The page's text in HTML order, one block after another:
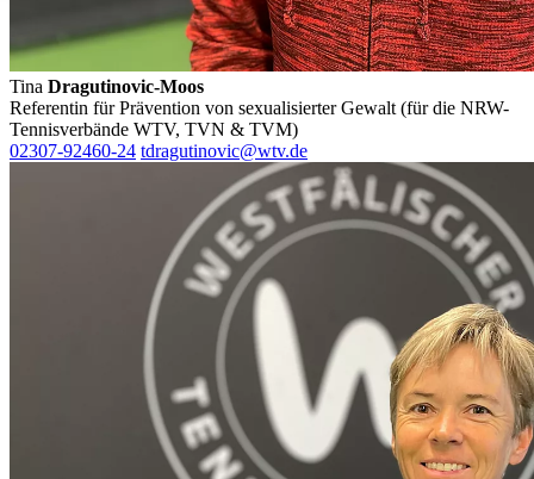
ihnen bereitgestellt haben oder die sie im Rahmen Ihrer
gesammelt haben. DieCookie-Einstellungenkönnen
Footer aufgerufen und angepasst werden.
Tina Dragutinovic-Moos
Referentin für Prävention von sexualisierter Gewalt (für die NRW-
Tennisverbände WTV, TVN & TVM)
02307-92460-24 tdragutinovic@wtv.de